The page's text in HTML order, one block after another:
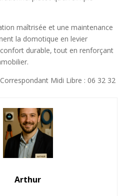
maîtrisée et une maintenance
la domotique en levier
durable, tout en renforçant
Correspondant Midi Libre : 06 32 32
Arthur